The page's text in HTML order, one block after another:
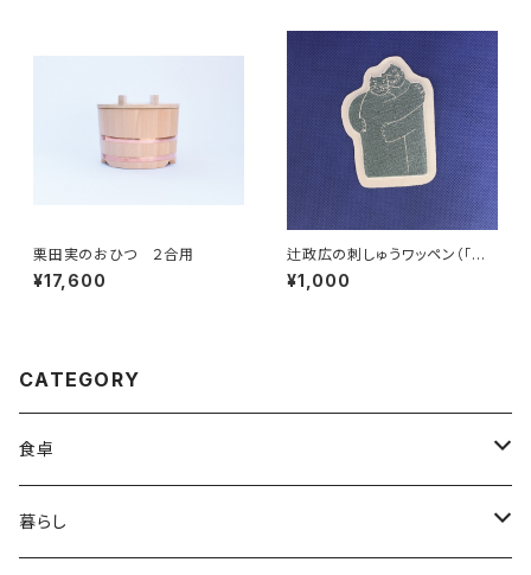
栗田実のおひつ ２合用
¥17,600
辻政広の刺しゅうワッペン（「刺
しゅう屋p-Co」制作）
¥1,000
CATEGORY
食卓
木地師・大蔵真のうつわ、お盆
暮らし